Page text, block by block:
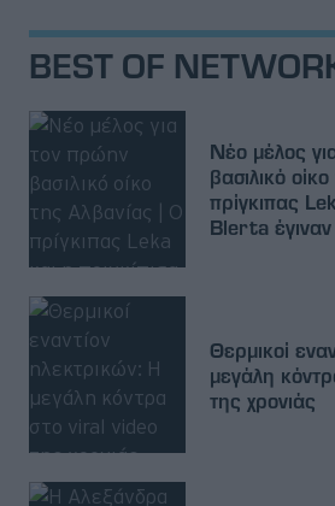
BEST OF
Νέο μέλος
βασιλικό
πρίγκιπας
Blerta έγιναν
Θερμικοί
μεγάλη
της χρονιάς